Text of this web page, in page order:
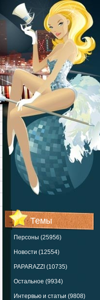
Темы
Персоны (25956)
Новости (12554)
PAPARAZZI (10735)
Остальное (9934)
Интервью и статьи (9808)